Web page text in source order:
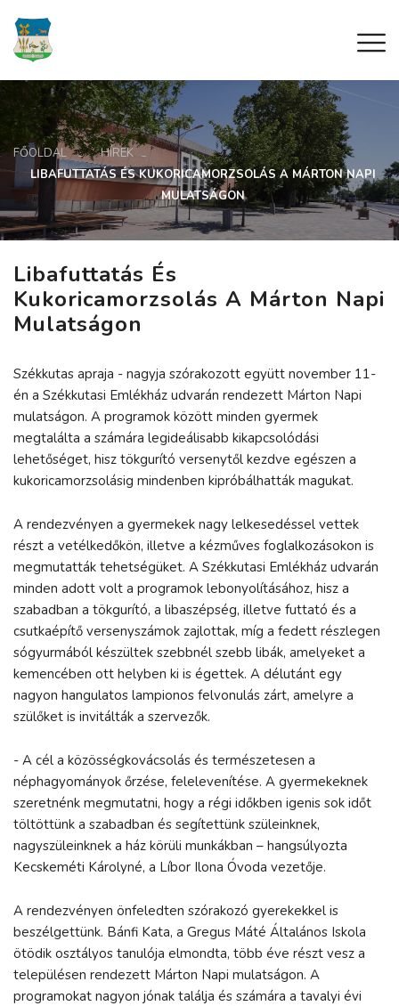
FŐOLDAL
HÍREK
LIBAFUTTATÁS ÉS KUKORICAMORZSOLÁS A MÁRTON NAPI
MULATSÁGON
Libafuttatás És
Kukoricamorzsolás A Márton Napi
Mulatságon
Székkutas apraja - nagyja szórakozott együtt november 11-
én a Székkutasi Emlékház udvarán rendezett Márton Napi
mulatságon. A programok között minden gyermek
megtalálta a számára legideálisabb kikapcsolódási
lehetőséget, hisz tökgurító versenytől kezdve egészen a
kukoricamorzsolásig mindenben kipróbálhatták magukat.
A rendezvényen a gyermekek nagy lelkesedéssel vettek
részt a vetélkedőkön, illetve a kézműves foglalkozásokon is
megmutatták tehetségüket. A Székkutasi Emlékház udvarán
minden adott volt a programok lebonyolításához, hisz a
szabadban a tökgurító, a libaszépség, illetve futtató és a
csutkaépítő versenyszámok zajlottak, míg a fedett részlegen
sógyurmából készültek szebbnél szebb libák, amelyeket a
kemencében ott helyben ki is égettek. A délutánt egy
nagyon hangulatos lampionos felvonulás zárt, amelyre a
szülőket is invitálták a szervezők.
- A cél a közösségkovácsolás és természetesen a
néphagyományok őrzése, felelevenítése. A gyermekeknek
szeretnénk megmutatni, hogy a régi időkben igenis sok időt
töltöttünk a szabadban és segítettünk szüleinknek,
nagyszüleinknek a ház körüli munkákban – hangsúlyozta
Kecskeméti Károlyné, a Líbor Ilona Óvoda vezetője.
A rendezvényen önfeledten szórakozó gyerekekkel is
beszélgettünk. Bánfi Kata, a Gregus Máté Általános Iskola
ötödik osztályos tanulója elmondta, több éve részt vesz a
településen rendezett Márton Napi mulatságon. A
programokat nagyon jónak találja és számára a tavalyi évi